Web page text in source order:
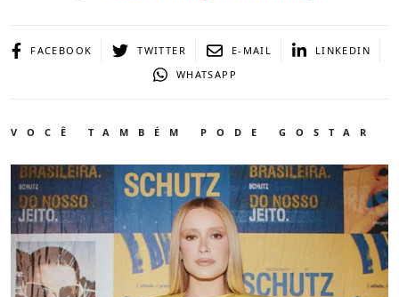
FACEBOOK TWITTER E-MAIL
LINKEDIN
WHATSAPP
VOCÊ TAMBÉM PODE GOSTAR